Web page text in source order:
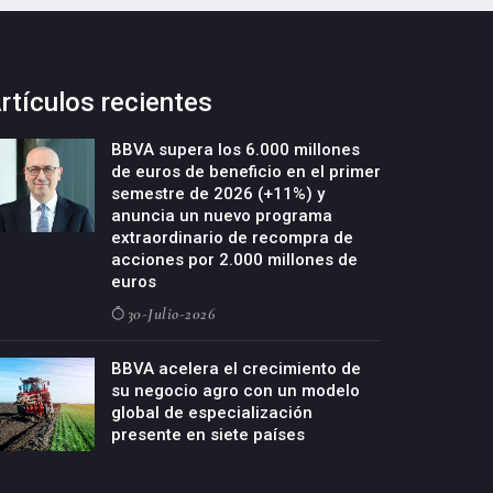
recientes
BBVA supera los 6.000 millones
de euros de beneficio en el primer
semestre de 2026 (+11%) y
anuncia un nuevo programa
extraordinario de recompra de
acciones por 2.000 millones de
euros
30-Julio-2026
BBVA acelera el crecimiento de
su negocio agro con un modelo
global de especialización
presente en siete países